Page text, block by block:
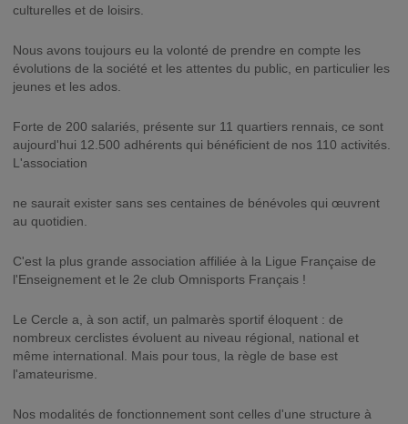
culturelles et de loisirs.
Nous avons toujours eu la volonté de prendre en compte les
évolutions de la société et les attentes du public, en particulier les
jeunes et les ados.
Forte de 200 salariés, présente sur 11 quartiers rennais, ce sont
aujourd'hui 12.500 adhérents qui bénéficient de nos 110 activités.
L'association
ne saurait exister sans ses centaines de bénévoles qui œuvrent
au quotidien.
C'est la plus grande association affiliée à la Ligue Française de
l'Enseignement et le 2e club Omnisports Français !
Le Cercle a, à son actif, un palmarès sportif éloquent : de
nombreux cerclistes évoluent au niveau régional, national et
même international. Mais pour tous, la règle de base est
l'amateurisme.
Nos modalités de fonctionnement sont celles d'une structure à